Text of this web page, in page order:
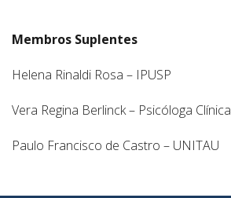
Membros Suplentes
Helena Rinaldi Rosa – IPUSP
Vera Regina Berlinck – Psicóloga Clínica
Paulo Francisco de Castro – UNITAU